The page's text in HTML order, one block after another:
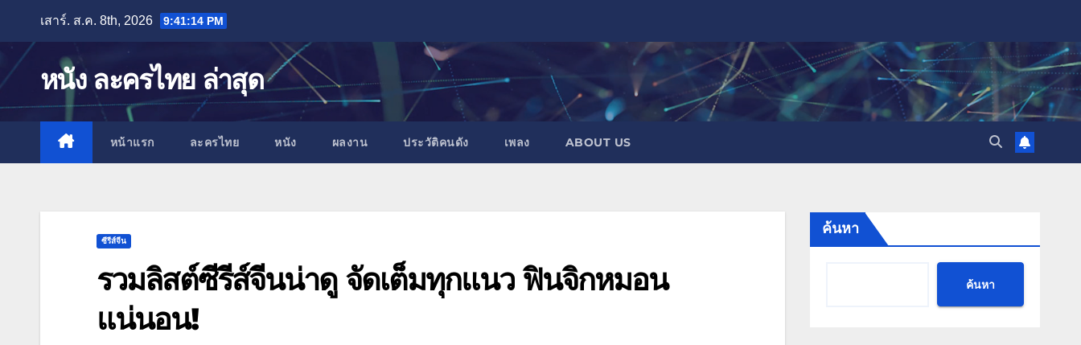
content
เสาร์. ส.ค. 8th, 2026 9:41:15 PM
หนัง ละครไทย ล่าสุด
หน้าแรก ละครไทย หนัง ผลงาน ประวัติคนดัง เพลง ABOUT US
ซีรีส์จีน
รวมลิสต์ซีรีส์จีนน่าดู จัดเต็มทุกแนว ฟินจิกหมอน
แน่นอน!
ค้นหา
ค้นหา